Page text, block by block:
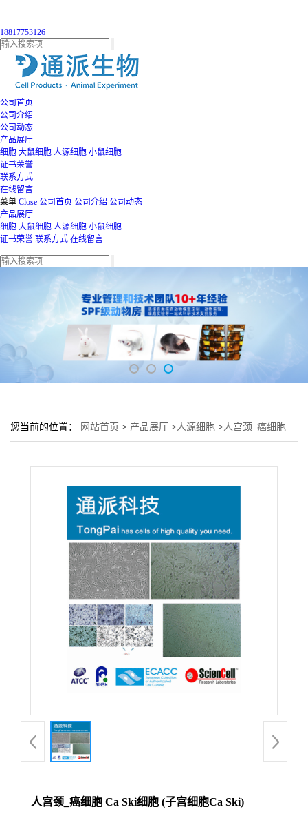
18817753126
公司首页
公司介绍
公司动态
产品展厅
细胞 大鼠细胞 人源细胞 小鼠细胞
证书荣誉
联系方式
在线留言
菜单 Close 公司首页 公司介绍 公司动态
产品展厅
细胞 大鼠细胞 人源细胞 小鼠细胞
证书荣誉 联系方式 在线留言
您当前的位置： 网站首页 > 产品展厅 >人源细胞 >人宫颈_癌细胞
人宫颈_癌细胞 Ca Ski细胞 (子宫细胞Ca Ski)